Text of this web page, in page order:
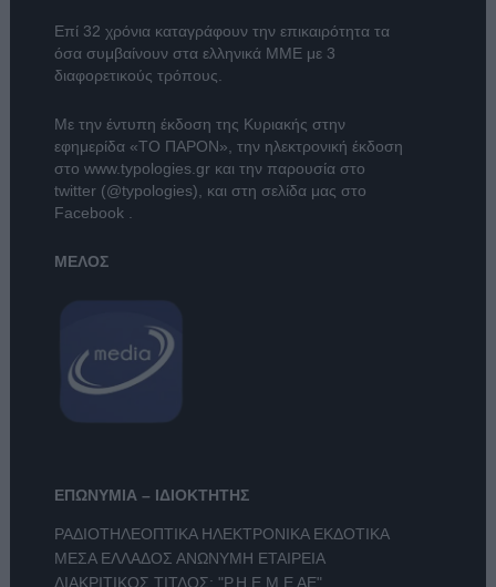
Επί 32 χρόνια καταγράφουν την επικαιρότητα τα
όσα συμβαίνουν στα ελληνικά ΜΜΕ με 3
διαφορετικούς τρόπους.
Με την έντυπη έκδοση της Κυριακής στην
εφημερίδα «ΤΟ ΠΑΡΟΝ» , την ηλεκτρονική έκδοση
στο www.typologies.grκαι την παρουσία στο
twitter (@typologies) , και στη σελίδα μας στο
Facebook
ΜΕΛΟΣ
ΕΠΩΝΥΜΙΑ – ΙΔΙΟΚΤΗΤΗΣ
ΡΑΔΙΟΤΗΛΕΟΠΤΙΚΑ ΗΛΕΚΤΡΟΝΙΚΑ ΕΚΔΟΤΙΚΑ
ΜΕΣΑ ΕΛΛΑΔΟΣ ΑΝΩΝΥΜΗ ΕΤΑΙΡΕΙΑ
ΔΙΑΚΡΙΤΙΚΟΣ ΤΙΤΛΟΣ: "Ρ.Η.Ε.Μ.Ε ΑΕ"